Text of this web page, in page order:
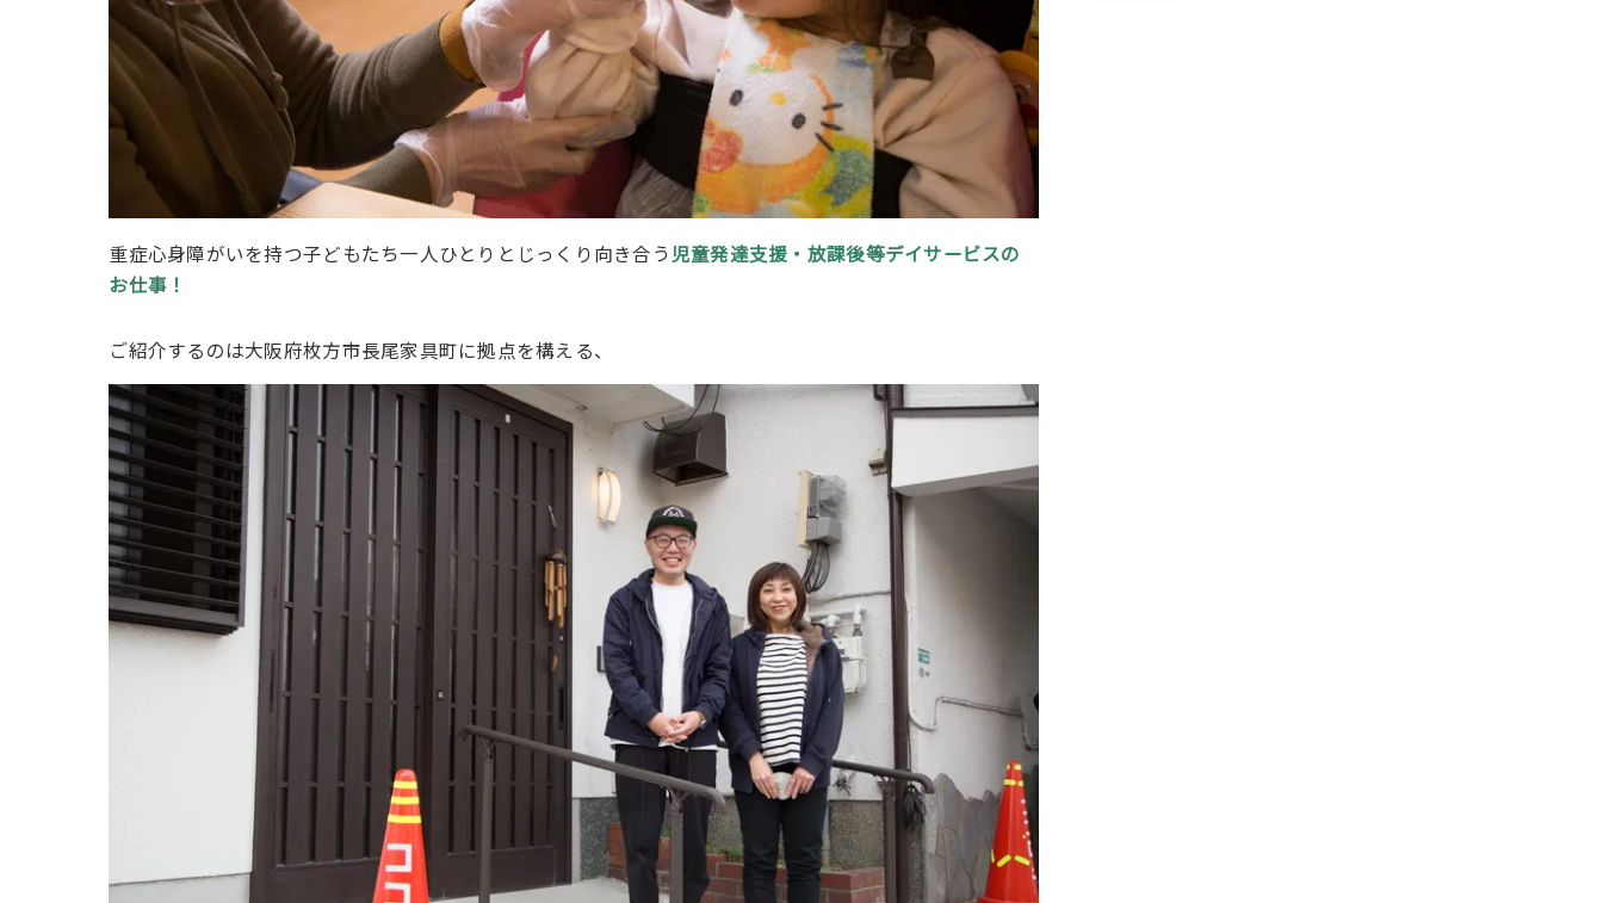
重症心身障がいを持つ子どもたち一人ひとりとじっくり向き合う 児童発達支援・放課後等デイサービスの
お仕事！
ご紹介するのは大阪府枚方市長尾家具町に拠点を構える、